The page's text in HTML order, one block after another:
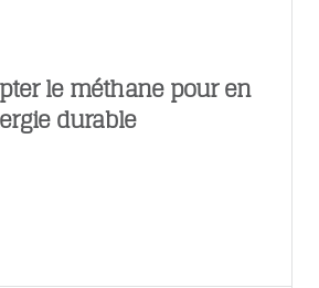
le méthane pour en
durable